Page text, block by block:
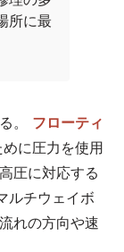
所に最
。 フローティ
に圧力を使用
圧に対応する
ルチウェイボ
れの方向や速